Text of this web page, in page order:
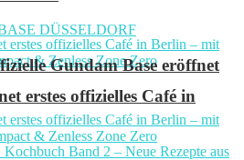
erstes offizielles Café in
Gundam Base eröffnet